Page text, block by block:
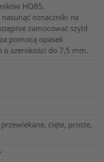
HO85.
oznaczniki na
zamocować szyld
pomocą opasek
o szerokości do 7,5 mm.
cięte, proste,